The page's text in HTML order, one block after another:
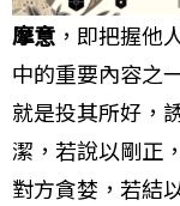
摩意 ，即把握他
中的重要內容之
就是投其所好，
潔，若說以剛正
對方貪婪，若結